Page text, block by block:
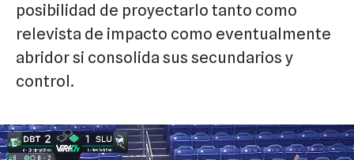
posibilidad de proyectarlo tanto como
relevista de impacto como eventualmente
abridor si consolida sus secundarios y
control.